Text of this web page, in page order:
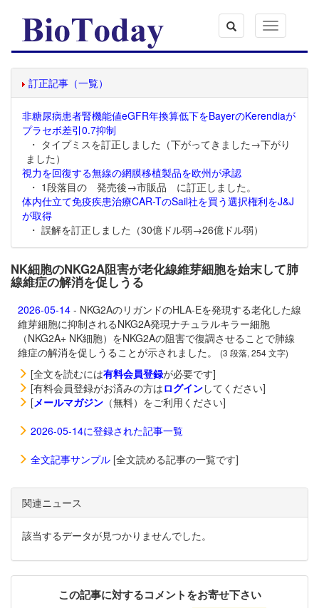
Toggle
navigation
訂正記事（一覧）
非糖尿病患者腎機能値eGFR年換算低下をBayerのKerendiaが
プラセボ差引0.7抑制
・ タイプミスを訂正しました（下がってきました→下がり
ました）
視力を回復する無線の網膜移植製品を欧州が承認
・ 1段落目の 発売後→市販品 に訂正しました。
体内仕立て免疫疾患治療CAR-TのSail社を買う選択権利をJ&J
が取得
・ 誤解を訂正しました（30億ドル弱→26億ドル弱）
NK細胞のNKG2A阻害が老化線維芽細胞を始末して肺
線維症の解消を促しうる
2026-05-14 - NKG2AのリガンドのHLA-Eを発現する老化した線
維芽細胞に抑制されるNKG2A発現ナチュラルキラー細胞
（NKG2A+ NK細胞）をNKG2Aの阻害で復調させることで肺線
維症の解消を促しうることが示されました。
(3 段落, 254 文字)
[全文を読むには有料会員登録が必要です]
[有料会員登録がお済みの方はログインしてください]
[メールマガジン （無料）をご利用ください]
2026-05-14に登録された記事一覧
全文記事サンプル [全文読める記事の一覧です]
関連ニュース
該当するデータが見つかりませんでした。
この記事に対するコメントをお寄せ下さい